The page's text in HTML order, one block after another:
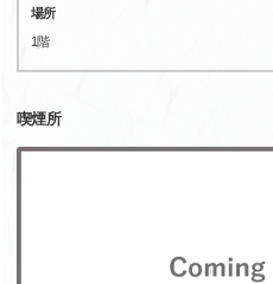
場所
1階
喫煙所